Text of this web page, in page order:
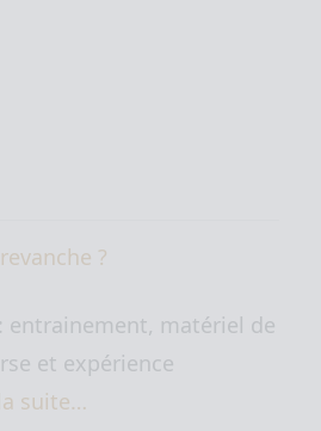
?
entrainement, matériel de
et expérience
suite…